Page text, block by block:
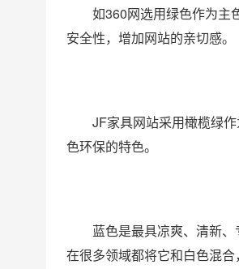
如360网选用绿色作为主
安全性，增加网站的亲切感。
JF家具网站采用橄榄绿
色环保的特色。
蓝色是最具凉爽、清新
在很多领域都将它和白色混